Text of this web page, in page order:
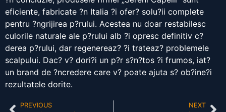
eficiente, fabricate ?n Italia ?i ofer? solu?ii complete
pentru ?ngrijirea p?rului. Acestea nu doar restabilesc
culorile naturale ale p?rului alb ?i opresc definitiv c?
derea p?rului, dar regenereaz? ?i trateaz? problemele
scalpului. Dac? v? dori?i un p?r s?n?tos ?i frumos, iat?
un brand de ?ncredere care v? poate ajuta s? ob?ine?i
rezultatele dorite.
PREVIOUS NEXT